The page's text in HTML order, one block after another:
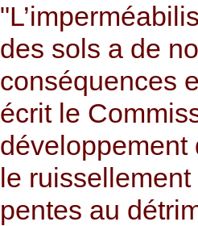
des sols a de
conséquences
écrit le
développement
le
pentes au